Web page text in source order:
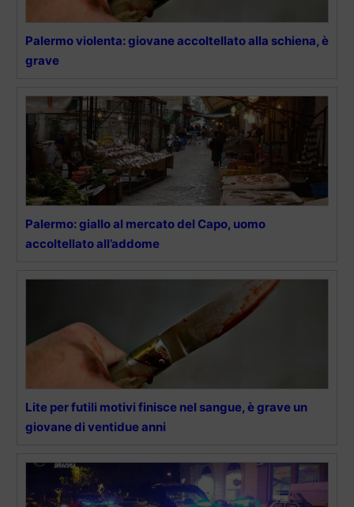
Palermo violenta: giovane accoltellato alla schiena, è
grave
Palermo: giallo al mercato del Capo, uomo
accoltellato all’addome
Lite per futili motivi finisce nel sangue, è grave un
giovane di ventidue anni